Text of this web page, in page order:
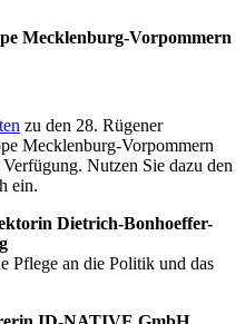
Mecklenburg-Vorpommern
zu den 28. Rügener
Mecklenburg-Vorpommern
Nutzen Sie dazu den
ein.
Dietrich-Bonhoeffer-
Pflege an die Politik und das